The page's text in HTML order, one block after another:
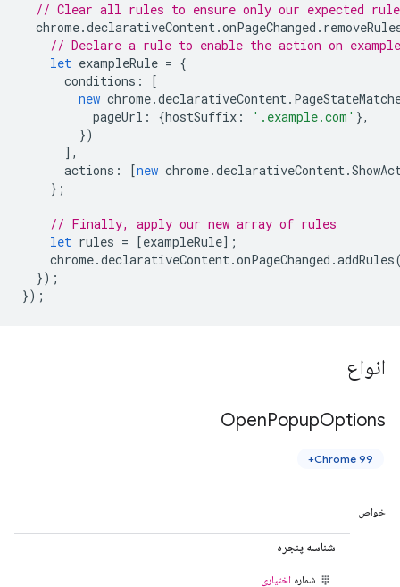
// Clear all rules to ensure only our expected
chrome.declarativeContent.onPageChanged .
// Declare a rule to enable the action on
let exampleRule = {
conditions :
[
new chrome.declarativeContent.
pageUrl : {hostSuffix : '.example.com' },
})
],
actions : [new chrome.declarativeContent.
};
// Finally, apply our new array of rules
let rules = [exampleRule];
chrome.declarativeContent.onPageChanged .addRules
});
});
انواع
OpenPopupOptions
Chrome 99+
خواص
شناسه پنجره
شماره اختیاری